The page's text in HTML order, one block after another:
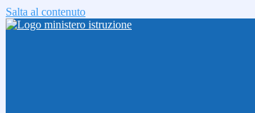
Salta al contenuto